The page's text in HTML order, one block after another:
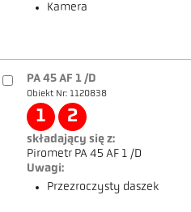
Kamera
PA 45 AF 1 /D
Obiekt Nr: 1120838
1 2
składający się z:
Pirometr PA 45 AF 1 /D
Uwagi:
Przezroczysty daszek